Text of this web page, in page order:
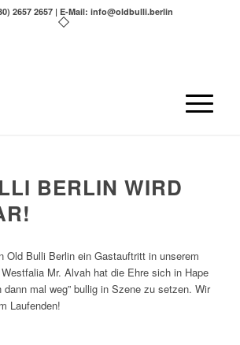
2657 2657 | E-Mail: info@oldbulli.berlin
BERLIN WIRD
Old Bulli Berlin ein Gastauftritt in unserem
Mr. Alvah hat die Ehre sich in Hape
dann mal weg” bullig in Szene zu setzen. Wir
Laufenden!